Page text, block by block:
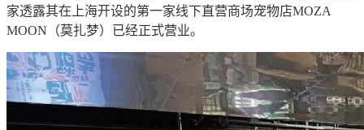
家透露其在上海开设的第一家线下直营商场宠物店MOZA
MOON（莫扎梦）已经正式营业。